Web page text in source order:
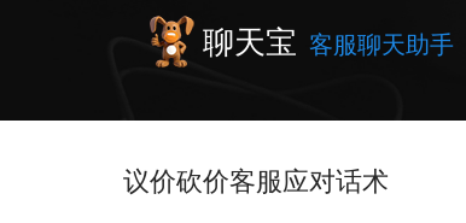
聊天宝 客服聊天助手
议价砍价客服应对话术